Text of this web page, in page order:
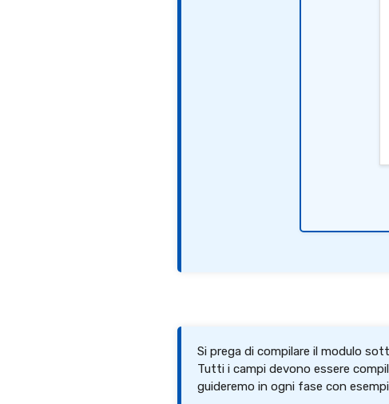
Si prega di compilare il modulo
Tutti i campi devono essere
guideremo in ogni fase con